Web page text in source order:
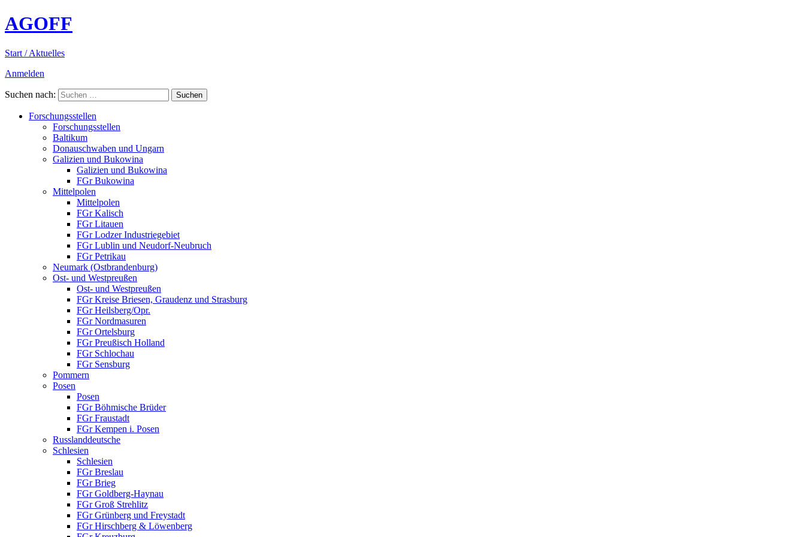
AGOFF
Start / Aktuelles
Anmelden
Suchen nach:
Forschungsstellen
Forschungsstellen
Baltikum
Donauschwaben und Ungarn
Galizien und Bukowina
Galizien und Bukowina
FGr Bukowina
Mittelpolen
Mittelpolen
FGr Kalisch
FGr Litauen
FGr Lodzer Industriegebiet
FGr Lublin und Neudorf-Neubruch
FGr Petrikau
Neumark (Ostbrandenburg)
Ost- und Westpreußen
Ost- und Westpreußen
FGr Kreise Briesen, Graudenz und Strasburg
FGr Heilsberg/Opr.
FGr Nordmasuren
FGr Ortelsburg
FGr Preußisch Holland
FGr Schlochau
FGr Sensburg
Pommern
Posen
Posen
FGr Böhmische Brüder
FGr Fraustadt
FGr Kempen i. Posen
Russlanddeutsche
Schlesien
Schlesien
FGr Breslau
FGr Brieg
FGr Goldberg-Haynau
FGr Groß Strehlitz
FGr Grünberg und Freystadt
FGr Hirschberg & Löwenberg